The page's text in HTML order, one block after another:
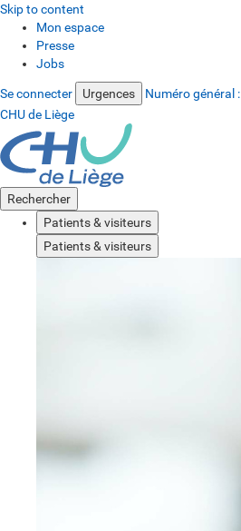
Skip to content
Mon espace
Presse
Jobs
Se connecter Urgences Numéro général :
CHU de Liège
Rechercher
Patients & visiteurs
Patients & visiteurs